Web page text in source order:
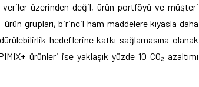
üzerinden değil, ürün portföyü ve müşteri
grupları, birincil ham maddelere kıyasla daha
hedeflerine katkı sağlamasına olanak
ürünleri ise yaklaşık yüzde 10 CO₂ azaltımı